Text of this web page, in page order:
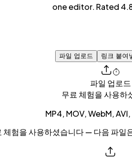
one editor. Rated
파일 업로드 링크 붙여
파일 업로드
무료 체험을 사용하
MP4, MOV, WebM,
체험을 사용하셨습니다 — 다음 파일